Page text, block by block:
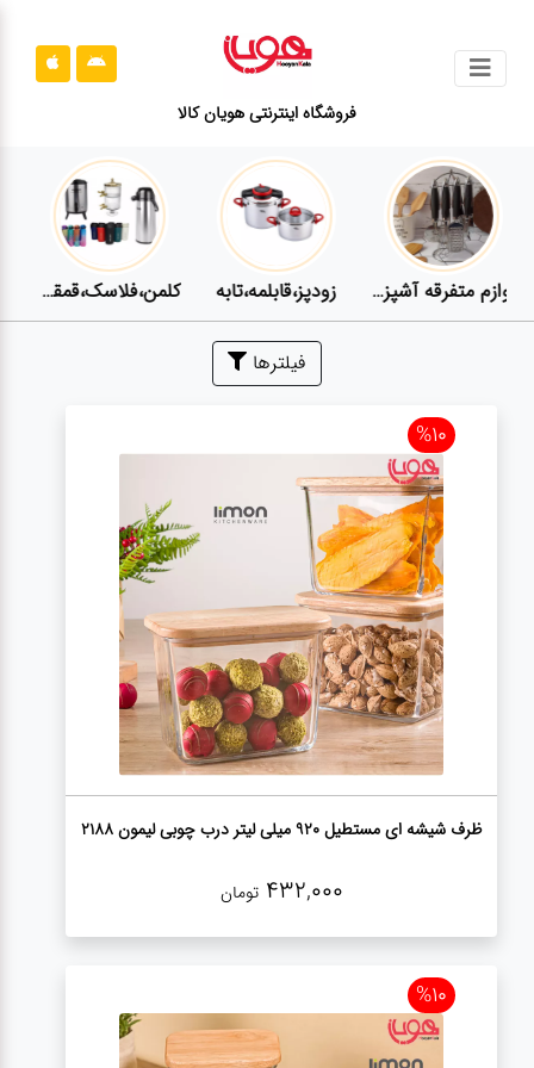
فروشگاه اینترنتی هویان کالا
محصولات
قوانین
سایت
ارتباط
باما
لوازم برقی
مراقبت شخصی
سرویس های
چینی زرین
قاشق و چنگال
لوازم پلاسکو
لوازم متفرقه
لوازم برقی مراقبت شخصی سرویس های چینی زرین
فیلترها
%10
ظرف شیشه ای مستطیل 920 میلی لیتر درب چوبی لیمون 2188
432,000 تومان
%10